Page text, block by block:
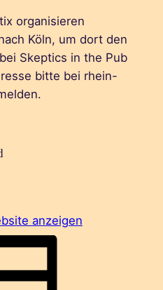
organisieren
Köln, um dort den
Skeptics in the Pub
bitte bei rhein-
anzeigen